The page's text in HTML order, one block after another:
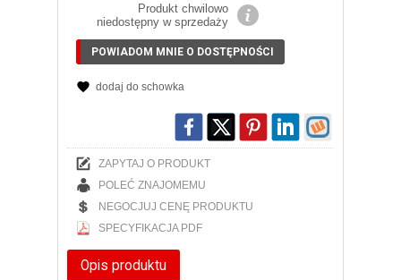
Produkt chwilowo
niedostępny w sprzedaży
POWIADOM MNIE O DOSTĘPNOŚCI
dodaj do schowka
ZAPYTAJ O PRODUKT
POLEĆ ZNAJOMEMU
NEGOCJUJ CENĘ PRODUKTU
SPECYFIKACJA PDF
Opis produktu